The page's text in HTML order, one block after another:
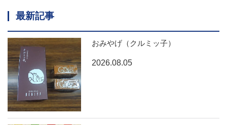
最新記事
おみやげ（クルミッ子）
2026.08.05